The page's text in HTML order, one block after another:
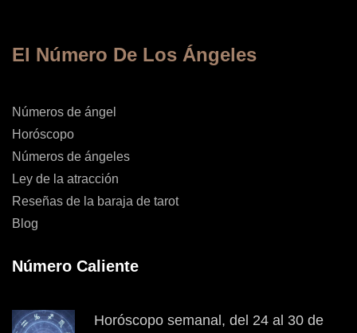
El Número De Los Ángeles
Números de ángel
Horóscopo
Números de ángeles
Ley de la atracción
Reseñas de la baraja de tarot
Blog
Número Caliente
Horóscopo semanal, del 24 al 30 de